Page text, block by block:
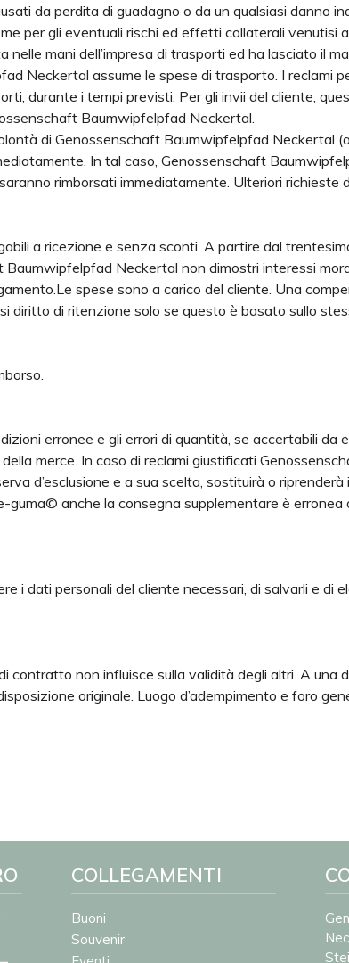
da perdita di guadagno o da un qualsiasi danno
per gli eventuali rischi ed effetti collaterali venutisi
mani dell’impresa di trasporti ed ha lasciato il
Neckertal assume le spese di trasporto. I reclami
durante i tempi previsti. Per gli invii del cliente,
Baumwipfelpfad Neckertal.
di Genossenschaft Baumwipfelpfad Neckertal
In tal caso, Genossenschaft
rimborsati immediatamente. Ulteriori richieste
a ricezione e senza sconti. A partire dal
Neckertal non dimostri interessi
spese sono a carico del cliente. Una
diritto di ritenzione solo se questo è basato sullo
erronee e gli errori di quantità, se accertabili da
merce. In caso di reclami giustificati
d’esclusione e a sua scelta, sostituirà o riprenderà
anche la consegna supplementare è erronea
i dati personali del cliente necessari, di salvarli e di
contratto non influisce sulla validità degli altri. A una
originale. Luogo d’adempimento e foro
COLLEGAMENTI
Buoni
Souvenir